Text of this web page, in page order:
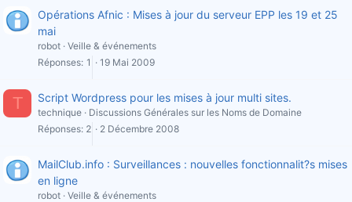
Opérations Afnic : Mises à jour du serveur EPP les 19 et 25
mai
robot Veille & événements
Réponses 1 19 Mai 2009
T Script Wordpress pour les mises à jour multi sites.
technique
Discussions Générales sur les Noms de Domaine
Réponses 2 2 Décembre 2008
MailClub.info : Surveillances : nouvelles fonctionnalit?s mises
en ligne
robot Veille & événements